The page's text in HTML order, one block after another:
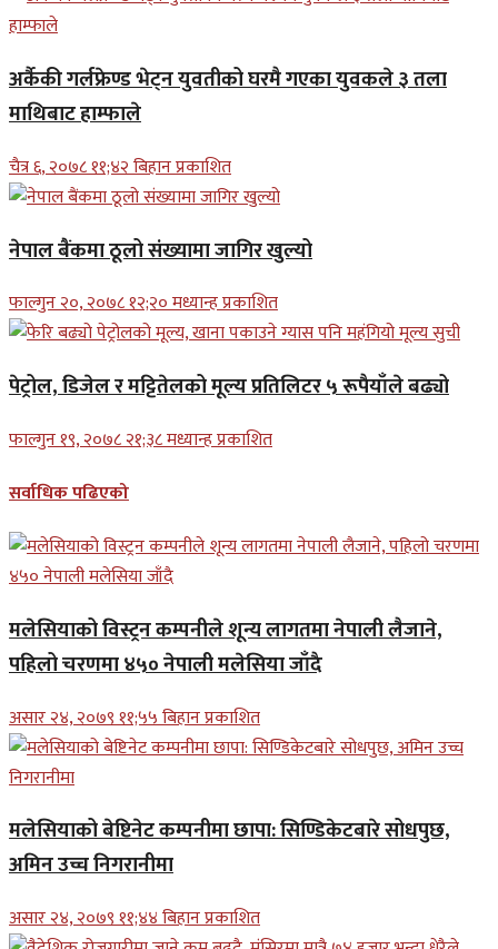
अर्कैकी गर्लफ्रेण्ड भेट्न युवतीको घरमै गएका युवकले ३ तला
माथिबाट हाम्फाले
चैत्र ६, २०७८ ११;४२ बिहान प्रकाशित
नेपाल बैंकमा ठूलो संख्यामा जागिर खुल्यो
फाल्गुन २०, २०७८ १२;२० मध्यान्ह प्रकाशित
पेट्रोल, डिजेल र मट्टितेलको मूल्य प्रतिलिटर ५ रूपैयाँले बढ्यो
फाल्गुन १९, २०७८ २१;३८ मध्यान्ह प्रकाशित
सर्वाधिक पढिएको
मलेसियाको विस्ट्रन कम्पनीले शून्य लागतमा नेपाली लैजाने,
पहिलो चरणमा ४५० नेपाली मलेसिया जाँदै
असार २४, २०७९ ११;५५ बिहान प्रकाशित
मलेसियाको बेष्टिनेट कम्पनीमा छापा: सिण्डिकेटबारे सोधपुछ,
अमिन उच्च निगरानीमा
असार २४, २०७९ ११;४४ बिहान प्रकाशित